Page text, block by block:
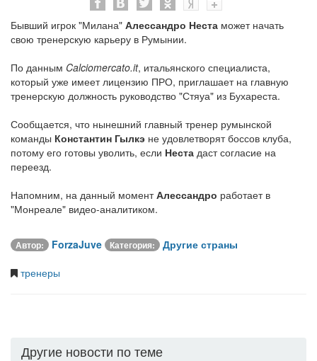
Бывший игрок "Милана" Алессандро Неста может начать
свою тренерскую карьеру в Румынии.
По данным Calciomercato.it, итальянского специалиста,
который уже имеет лицензию ПРО, приглашает на главную
тренерскую должность руководство "Стяуа" из Бухареста.
Сообщается, что нынешний главный тренер румынской
команды Константин Гылкэ не удовлетворят боссов клуба,
потому его готовы уволить, если Неста даст согласие на
переезд.
Напомним, на данный моментАлессандро работает в
"Монреале" видео-аналитиком.
Автор: ForzaJuve Категория:
Другие страны
тренеры
Другие новости по теме